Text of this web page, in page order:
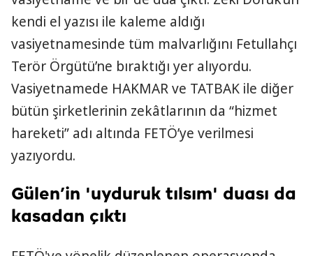
kendi el yazısı ile kaleme aldığı
vasiyetnamesinde tüm malvarlığını Fetullahçı
Terör Örgütü’ne bıraktığı yer alıyordu.
Vasiyetnamede HAKMAR ve TATBAK ile diğer
bütün şirketlerinin zekâtlarının da “hizmet
hareketi” adı altında FETÖ’ye verilmesi
yazıyordu.
Gülen’in 'uyduruk tılsım' duası da
kasadan çıktı